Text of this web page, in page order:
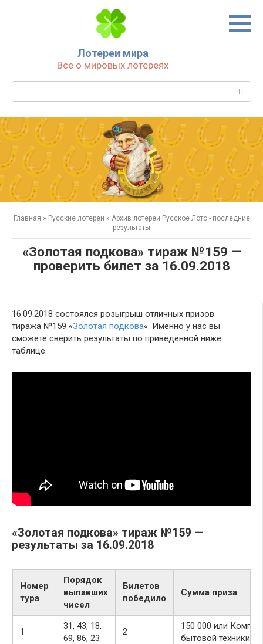
Лотереи мира
Всё о мировых лотереях
Поиск:
Главная » Русские лотереи » Архив лотереи Русское Лото - последние
результаты
«Золотая подкова» тираж №159 —
проверить билет за 16.09.2018
16.09.2018 состоялся розыгрыш отличных призов
тиража №159 «Золотая подкова«. Именно у нас вы
сможете сверить результаты по приведенной ниже
таблице.
«Золотая подкова» тираж №159 —
результаты за 16.09.2018
Номер
тура
Порядок
выпавших
чисел
Билетов
победило
Сумма приза
1
31, 43, 18,
69, 86, 23
2
150 000 или
бытовой техники